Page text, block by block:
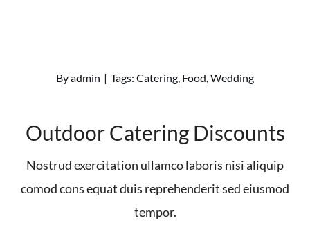
Byadmin | Tags: Catering Food Wedding
Outdoor Catering Discounts
Nostrud exercitation ullamco laboris nisi aliquip
comod cons equat duis reprehenderit sed eiusmod
tempor.